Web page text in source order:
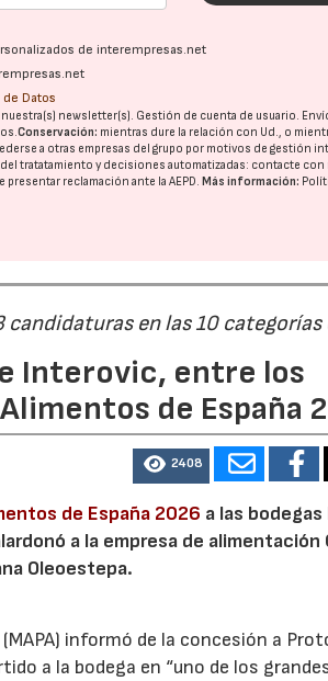
de interempresas.net
Datos
newsletter(s). Gestión de cuenta de usuario.
Conservación: mientras dure la relación con Ud., o
a otras empresas del grupo por motivos de gestión
tratatamiento y decisiones automatizadas: contacte con
presentar reclamación ante laAEPD. Más información:
en las 10
Interovic, entre los
de España
2408
de España 2026 a las
a la empresa de alimentación
Oleoestepa.
(MAPA) informó de la concesión a
a la bodega en “uno de los
22/07/2026